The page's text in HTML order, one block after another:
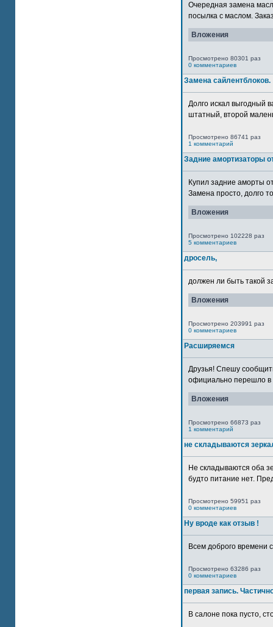
Очередная замена
посылка с маслом.
Вложения
Просмотрено 80301 раз
0 комментариев
Замена сайлентблоков.
Долго искал выгодный
штатный, второй
Просмотрено 86741 раз
1 комментарий
Задние амортизаторы
Купил задние аморты
Замена просто, долго
Вложения
Просмотрено 102228 раз
5 комментариев
дросель,
должен ли быть такой
Вложения
Просмотрено 203991 раз
0 комментариев
Расширяемся
Друзья! Спешу
официально перешло в
Вложения
Просмотрено 66873 раз
1 комментарий
не складываются
Не складываются оба
будто питание нет.
Просмотрено 59951 раз
0 комментариев
Ну вроде как отзыв !
Всем доброго времени
Просмотрено 63286 раз
0 комментариев
первая запись.
В салоне пока пусто,